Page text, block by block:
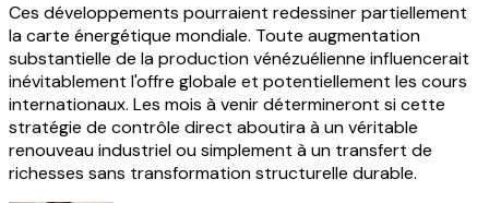
Ces développements pourraient redessiner partiellement
la carte énergétique mondiale. Toute augmentation
substantielle de la production vénézuélienne influencerait
inévitablement l'offre globale et potentiellement les cours
internationaux. Les mois à venir détermineront si cette
stratégie de contrôle direct aboutira à un véritable
renouveau industriel ou simplement à un transfert de
richesses sans transformation structurelle durable.